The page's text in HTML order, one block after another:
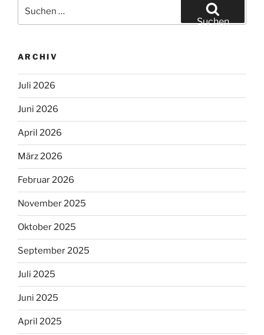
nach:
Suchen
ARCHIV
Juli 2026
Juni 2026
April 2026
März 2026
Februar 2026
November 2025
Oktober 2025
September 2025
Juli 2025
Juni 2025
April 2025